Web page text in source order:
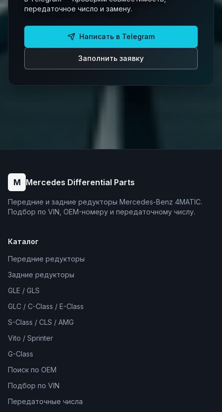
передаточное число и замену.
Написать в Telegram
Заполнить заявку
M Mercedes Differential Parts
Передние и задние редукторы Mercedes-Benz 4MATIC.
Подбор по VIN, OEM-номеру и передаточному числу.
Каталог
Передние редукторы
Задние редукторы
GLE / GLS
GLC / C-Class / E-Class
S-Class / CLS / AMG
Vito / Sprinter
G-Class
Поиск по OEM
Подбор по VIN
Передаточные числа